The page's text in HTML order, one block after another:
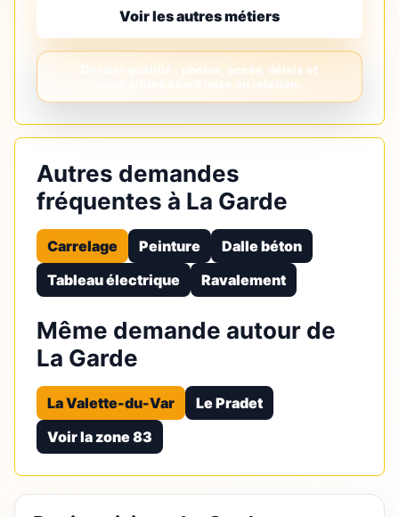
Voir les autres métiers
Autres demandes
fréquentes à La Garde
Carrelage Peinture
Dalle béton
Tableau électrique
Ravalement
Même demande autour de
La Garde
La Valette-du-Var
Le Pradet
Voir la zone 83